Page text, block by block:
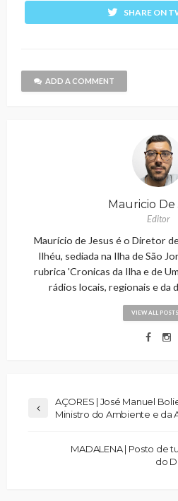
SHARE ON
ADD A COMMENT
Mauricio De
Editor
Maurício de Jesus é o Diretor
Ilhéu, sediada na Ilha de São
rubrica 'Cronicas da Ilha e de
rádios locais, regionais e da
VIEW ALL POSTS
AÇORES | José Manuel
Ministro do Ambiente e da
MADALENA | Posto de
do